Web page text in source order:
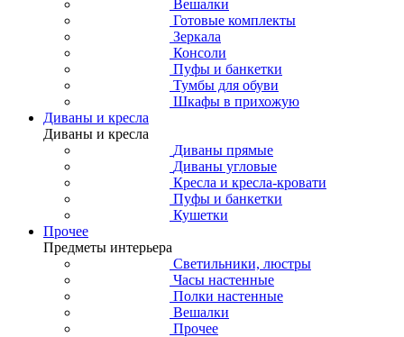
Вешалки
Готовые комплекты
Зеркала
Консоли
Пуфы и банкетки
Тумбы для обуви
Шкафы в прихожую
Диваны и кресла
Диваны и кресла
Диваны прямые
Диваны угловые
Кресла и кресла-кровати
Пуфы и банкетки
Кушетки
Прочее
Предметы интерьера
Светильники, люстры
Часы настенные
Полки настенные
Вешалки
Прочее